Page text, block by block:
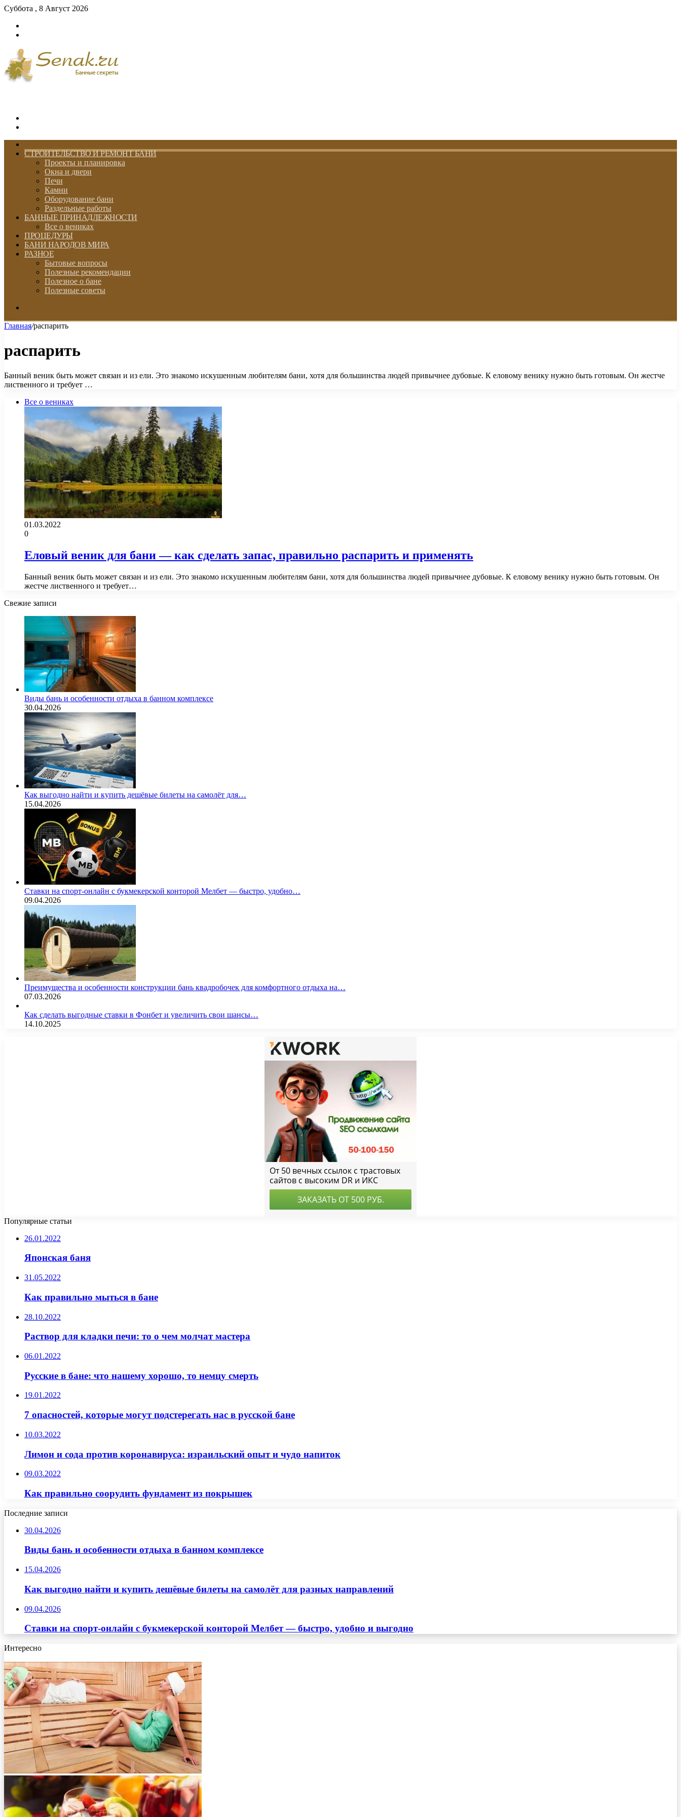
Суббота , 8 Август 2026
СТРОИТЕЛЬСТВО И РЕМОНТ БАНИ
Проекты и планировка
Окна и двери
Печи
Камни
Оборудование бани
Раздельные работы
БАННЫЕ ПРИНАДЛЕЖНОСТИ
Все о вениках
ПРОЦЕДУРЫ
БАНИ НАРОДОВ МИРА
РАЗНОЕ
Бытовые вопросы
Полезные рекомендации
Полезное о бане
Полезные советы
Главная/распарить
распарить
Банный веник быть может связан и из ели. Это знакомо искушенным любителям бани, хотя для большинства людей привычнее дубовые. К еловому венику нужно быть готовым. Он жестче
лиственного и требует …
Все о вениках
01.03.2022
0
Еловый веник для бани — как сделать запас, правильно распарить и применять
Банный веник быть может связан и из ели. Это знакомо искушенным любителям бани, хотя для большинства людей привычнее дубовые. К еловому венику нужно быть готовым. Он
жестче лиственного и требует…
Свежие записи
Виды бань и особенности отдыха в банном комплексе
30.04.2026
Как выгодно найти и купить дешёвые билеты на самолёт для…
15.04.2026
Ставки на спорт-онлайн с букмекерской конторой Мелбет — быстро, удобно…
09.04.2026
Преимущества и особенности конструкции бань квадробочек для комфортного отдыха на…
07.03.2026
Как сделать выгодные ставки в Фонбет и увеличить свои шансы…
14.10.2025
Популярные статьи
26.01.2022
Японская баня
31.05.2022
Как правильно мыться в бане
28.10.2022
Раствор для кладки печи: то о чем молчат мастера
06.01.2022
Русские в бане: что нашему хорошо, то немцу смерть
19.01.2022
7 опасностей, которые могут подстерегать нас в русской бане
10.03.2022
Лимон и сода против коронавируса: израильский опыт и чудо напиток
09.03.2022
Как правильно соорудить фундамент из покрышек
Последние записи
30.04.2026
Виды бань и особенности отдыха в банном комплексе
15.04.2026
Как выгодно найти и купить дешёвые билеты на самолёт для разных направлений
09.04.2026
Ставки на спорт-онлайн с букмекерской конторой Мелбет — быстро, удобно и выгодно
Интересно